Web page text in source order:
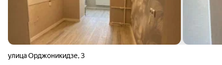
улица Орджоникидзе,3